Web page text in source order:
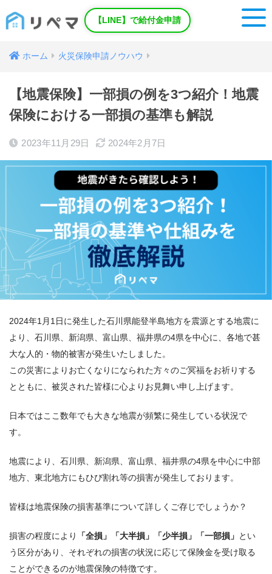
【LINE】で給付金申請
ホーム 火災保険申請ノウハウ
【地震保険】一部損の例を3つ紹介！地震
保険における一部損の基準も解説
2023年11月29日 2024年2月7日
2024年1月1日に発生した石川県能登半島地方を震源とする地震に
より、石川県、新潟県、富山県、福井県の4県を中心に、各地で甚
大な人的・物的被害が発生いたしました。
この災害によりお亡くなりになられた方々のご冥福をお祈りする
とともに、被災された皆様に心よりお見舞い申し上げます。
日本ではここ数年でも大きな地震が頻繁に発生している状況で
す。
地震により、石川県、新潟県、富山県、福井県の4県を中心に中部
地方、東北地方にもひび割れ等の損害が発生しております。
皆様は地震保険の損害基準について詳しくご存じでしょうか？
損害の程度により 「全損」「大半損」「少半損」「一部損」 とい
う区分があり、それぞれの損害の状況に応じて保険金を受け取る
ことができるのが地震保険の特徴です。